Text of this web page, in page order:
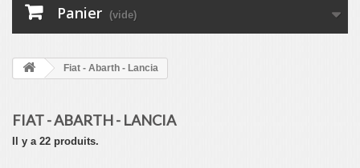
Panier (vide)
Fiat - Abarth - Lancia
FIAT - ABARTH - LANCIA
Il y a 22 produits.